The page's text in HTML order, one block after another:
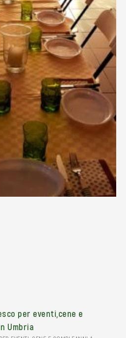
per eventi,cene e
Umbria